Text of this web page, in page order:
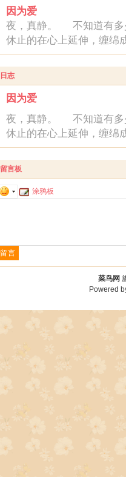
因为爱
夜，真静。 不知道有多
休止的在心上延伸，缠绵
日志
因为爱
夜，真静。 不知道有多
休止的在心上延伸，缠绵
留言板
涂鸦板
菜鸟网
Powered